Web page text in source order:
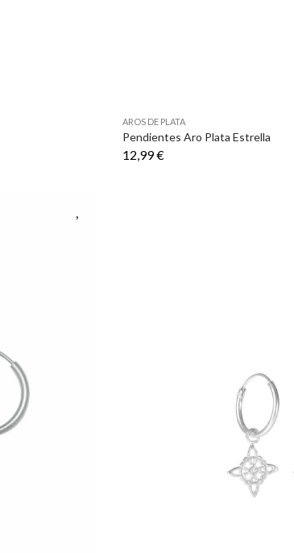
AROS DE PLATA
Pendientes Aro Plata Estrella
12,99 €